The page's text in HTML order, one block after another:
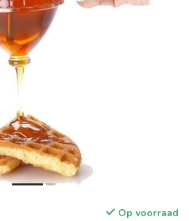
Op voorraad